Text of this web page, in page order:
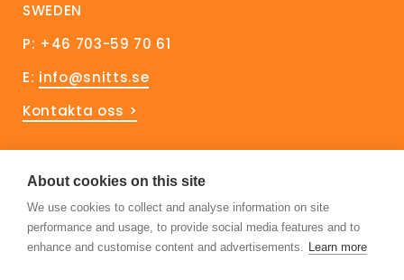
SWEDEN
P: +46 703-59 70 61
E: info@snitts.se
Kontakta oss >
Håll dig uppdaterad!
Prenumerera på vårt nyhetsbrev
Följ oss på Linkedin
About cookies on this site
We use cookies to collect and analyse information on site
performance and usage, to provide social media features and to
enhance and customise content and advertisements. Learn more